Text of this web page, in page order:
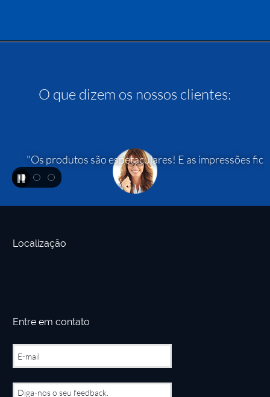
O que dizem os nossos clientes:
"Os produtos são espetaculares! E as impressões
Localização
Entre em contato